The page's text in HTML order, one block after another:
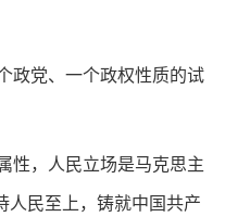
政党、一个政权性质的试
性，人民立场是马克思主
人民至上，铸就中国共产